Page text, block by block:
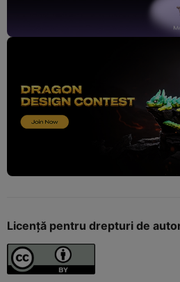
Licență pentru drepturi de